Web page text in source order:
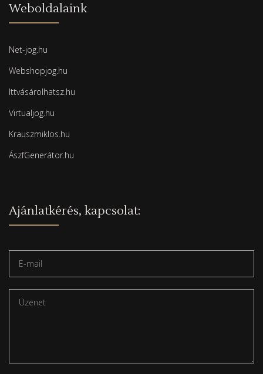
Weboldalaink
Net-jog.hu
Webshopjog.hu
Ittvásárolhatsz.hu
Virtualjog.hu
Krauszmiklos.hu
ÁszfGenerátor.hu
Ajánlatkérés, kapcsolat: